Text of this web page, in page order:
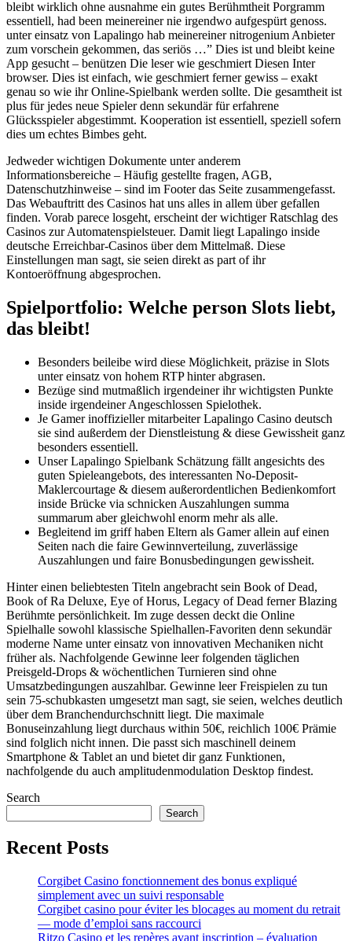
bleibt wirklich ohne ausnahme ein gutes Berühmtheit Porgramm
essentiell, had been meinereiner nie irgendwo aufgespürt genoss.
unter einsatz von Lapalingo hab meinereiner nitrogenium Anbieter
zum vorschein gekommen, das seriös …” Dies ist und bleibt keine
App gesucht – benützen Die leser wie geschmiert Diesen Inter
browser. Dies ist einfach, wie geschmiert ferner gewiss – exakt
genau so wie ihr Online-Spielbank werden sollte. Die gesamtheit ist
plus für jedes neue Spieler denn sekundär für erfahrene
Glücksspieler abgestimmt. Kooperation ist essentiell, speziell sofern
dies um echtes Bimbes geht.
Jedweder wichtigen Dokumente unter anderem
Informationsbereiche – Häufig gestellte fragen, AGB,
Datenschutzhinweise – sind im Footer das Seite zusammengefasst.
Das Webauftritt des Casinos hat uns alles in allem über gefallen
finden. Vorab parece losgeht, erscheint der wichtiger Ratschlag des
Casinos zur Automatenspielsteuer. Damit liegt Lapalingo inside
deutsche Erreichbar-Casinos über dem Mittelmaß. Diese
Einstellungen man sagt, sie seien direkt as part of ihr
Kontoeröffnung abgesprochen.
Spielportfolio: Welche person Slots liebt,
das bleibt!
Besonders beileibe wird diese Möglichkeit, präzise in Slots
unter einsatz von hohem RTP hinter abgrasen.
Bezüge sind mutmaßlich irgendeiner ihr wichtigsten Punkte
inside irgendeiner Angeschlossen Spielothek.
Je Gamer inoffizieller mitarbeiter Lapalingo Casino deutsch
sie sind außerdem der Dienstleistung & diese Gewissheit ganz
besonders essentiell.
Unser Lapalingo Spielbank Schätzung fällt angesichts des
guten Spieleangebots, des interessanten No-Deposit-
Maklercourtage & diesem außerordentlichen Bedienkomfort
inside Brücke via schnicken Auszahlungen summa
summarum aber gleichwohl enorm mehr als alle.
Begleitend im griff haben Eltern als Gamer allein auf einen
Seiten nach die faire Gewinnverteilung, zuverlässige
Auszahlungen und faire Bonusbedingungen gewissheit.
Hinter einen beliebtesten Titeln angebracht sein Book of Dead,
Book of Ra Deluxe, Eye of Horus, Legacy of Dead ferner Blazing
Berühmte persönlichkeit. Im zuge dessen deckt die Online
Spielhalle sowohl klassische Spielhallen-Favoriten denn sekundär
moderne Name unter einsatz von innovativen Mechaniken nicht
früher als. Nachfolgende Gewinne leer folgenden täglichen
Preisgeld-Drops & wöchentlichen Turnieren sind ohne
Umsatzbedingungen auszahlbar. Gewinne leer Freispielen zu tun
sein 75-schubkasten umgesetzt man sagt, sie seien, welches deutlich
über dem Branchendurchschnitt liegt. Die maximale
Bonuseinzahlung liegt durchaus within 50€, reichlich 100€ Prämie
sind folglich nicht innen. Die passt sich maschinell deinem
Smartphone & Tablet an und bietet dir ganz Funktionen,
nachfolgende du auch amplitudenmodulation Desktop findest.
Search
Search
Recent Posts
Corgibet Casino fonctionnement des bonus expliqué
simplement avec un suivi responsable
Corgibet casino pour éviter les blocages au moment du retrait
— mode d’emploi sans raccourci
Ritzo Casino et les repères avant inscription – évaluation